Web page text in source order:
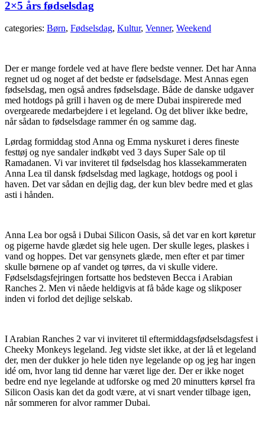
2×5 års fødselsdag
categories: Børn, Fødselsdag, Kultur, Venner, Weekend
Der er mange fordele ved at have flere bedste venner. Det har Anna
regnet ud og noget af det bedste er fødselsdage. Mest Annas egen
fødselsdag, men også andres fødselsdage. Både de danske udgaver
med hotdogs på grill i haven og de mere Dubai inspirerede med
overgearede medarbejdere i et legeland. Og det bliver ikke bedre,
når sådan to fødselsdage rammer én og samme dag.
Lørdag formiddag stod Anna og Emma nyskuret i deres fineste
festtøj og nye sandaler indkøbt ved 3 days Super Sale op til
Ramadanen. Vi var inviteret til fødselsdag hos klassekammeraten
Anna Lea til dansk fødselsdag med lagkage, hotdogs og pool i
haven. Det var sådan en dejlig dag, der kun blev bedre med et glas
asti i hånden.
Anna Lea bor også i Dubai Silicon Oasis, så det var en kort køretur
og pigerne havde glædet sig hele ugen. Der skulle leges, plaskes i
vand og hoppes. Det var gensynets glæde, men efter et par timer
skulle børnene op af vandet og tørres, da vi skulle videre.
Fødselsdagsfejringen fortsatte hos bedsteven Becca i Arabian
Ranches 2. Men vi nåede heldigvis at få både kage og slikposer
inden vi forlod det dejlige selskab.
I Arabian Ranches 2 var vi inviteret til eftermiddagsfødselsdagsfest i
Cheeky Monkeys legeland. Jeg vidste slet ikke, at der lå et legeland
der, men der dukker jo hele tiden nye legelande op og jeg har ingen
idé om, hvor lang tid denne har været lige der. Der er ikke noget
bedre end nye legelande at udforske og med 20 minutters kørsel fra
Silicon Oasis kan det da godt være, at vi snart vender tilbage igen,
når sommeren for alvor rammer Dubai.